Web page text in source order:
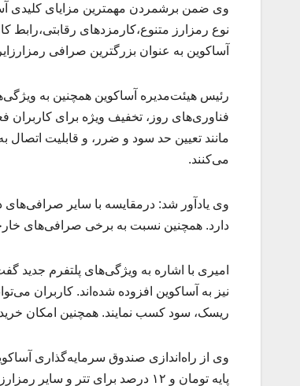
آساکوین به عنوان بزرگترین صرافی
رئیس هیئت‌مدیره آساکوین همچنین به
فناوری‌های روز، تخفیف ویژه برای کاربران
مانند تعیین حد سود و ضرر، و قابلیت اتصال
می‌کنند.
وی یادآور شد: درمقایسه با سایر صرافی‌های
دارد. همچنین نسبت به برخی صرافی‌های
نیز به آساکوین افزوده شده‌اند. کاربران
ریسک، سود کسب نمایند. همچنین امکان
پایه تومان و ۱۲ درصد برای تتر و سایر رمزارزها خواهد بود.